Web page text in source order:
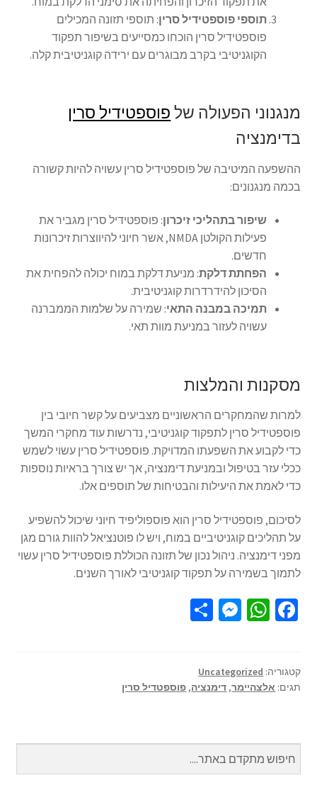
תוספי פוספטידיל סרין: תוספי תזונה המכילים
פוספטידיל סרין הוכחו כמסייעים בשיפור תפקוד
הקוגניטיבי בקרב מבוגרים עם ירידה קוגניטיבית קלה.
מנגנוני הפעולה של פוספטידיל סרין
בדימנציה
ההשפעה המיטיבה של פוספטידיל סרין עשויה להיות קשורה
בכמה מנגנונים:
שיפור בתהליכי זיכרון: פוספטידיל סרין מגביר את
פעילות הקולטן NMDA, אשר חיוני להיווצרות זיכרונות
חדשים.
הפחתת דלקת: מניעת דלקת במוח יכולה להפחית את
הסיכון להידרדרות קוגניטיבית.
תמיכה במבנה התאי: שמירה על שלמות הממברנה
עשויה לעזור במניעת מוות תאי.
מסקנות והמלצות
למרות שהמחקרים הראשוניים מצביעים על קשר חיובי בין
פוספטידיל סרין לתפקוד קוגניטיבי, נדרשות עוד מחקרי המשך
כדי לקבוע את השפעתו המדויקת. פוספטידיל סרין עשוי לשמש
ככלי עזר בטיפול ובמניעת דימנציה, אך יש צורך בראיות נוספות
כדי לאמת את היעילות והבטיחות של תוספים אלו.
לסיכום, פוספטידיל סרין הוא פוספוליפיד חיוני שיכול להשפיע
על תהליכים קוגניטיביים במוח, ויש לו פוטנציאל להוות גורם מגן
מפני דימנציה. ניהול נכון של תזונה הכוללת פוספטידיל סרין עשוי
לתמוך בשמירה על תפקוד קוגניטיבי לאורך השנים.
Fa
o
o
W
sA
p
M
n
ge
S
e
קטגוריה: Uncategorized
תגים: אלצהיימר, דימנציה, פוספטדיל סרין